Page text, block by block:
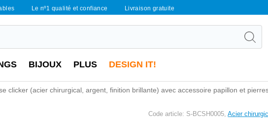
Le nº1 qualité et confiance Livraison gratuite
BIJOUX PLUS DESIGN IT!
clicker (acier chirurgical, argent, finition brillante) avec accessoire papillon et
Code article: S-BCSH0005,Acier